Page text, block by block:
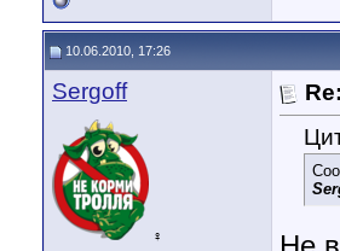
10.06.2010, 17:26
Sergoff
♀